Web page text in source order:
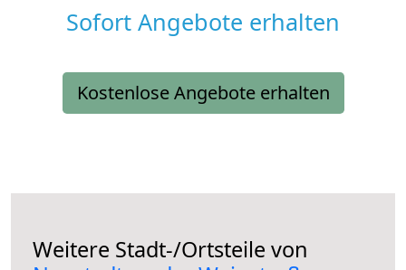
Sofort Angebote erhalten
Kostenlose Angebote erhalten
Weitere Stadt-/Ortsteile von